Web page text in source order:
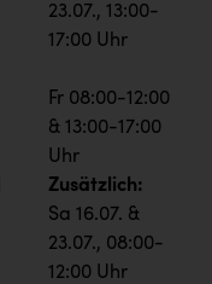
23.07., 13:00-
17:00 Uhr
Fr 08:00-12:00
& 13:00-17:00
Uhr
Zusätzlich:
Sa 16.07. &
23.07., 08:00-
12:00 Uhr